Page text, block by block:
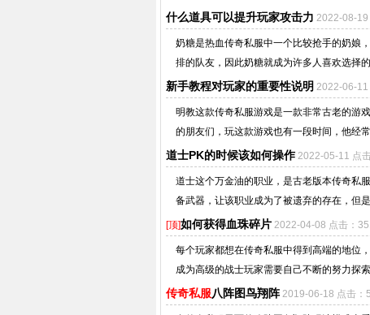
什么道具可以提升玩家攻击力 2022-08-19
奶糖是热血传奇私服中一个比较抢手的奶娘
排的队友，因此奶糖就成为许多人喜欢选择
新手教程对玩家的重要性说明 2022-06-11
明教这款传奇私服游戏是一款非常古老的游
的朋友们，玩这款游戏也有一段时间，他经
道士PK的时候该如何操作 2022-05-11 点
道士这个万金油的职业，是古老版本传奇私
备武器，让该职业成为了被遗弃的存在，但
[顶]如何获得血珠碎片 2022-04-08 点击：
每个玩家都想在传奇私服中得到高端的地位
成为高级的战士玩家需要自己不断的努力探
传奇私服八阵图鸟翔阵 2019-06-18 点击：